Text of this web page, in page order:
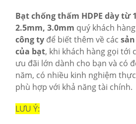
Bạt chống thấm HDPE dày từ
2.5mm, 3.0mm quý khách
công ty để biết thêm về các
của bạt, khi khách hàng gọi tới
ưu đãi lớn dành cho bạn và có
năm, có nhiều kinh nghiệm
phù hợp với khả năng tài chính.
LƯU Ý: